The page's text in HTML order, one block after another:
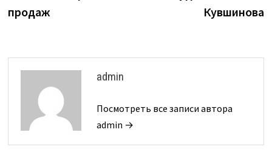
продаж
Кувшинова
admin
Посмотреть все записи автора
admin →